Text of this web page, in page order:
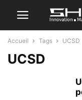
Accueil Tags UCSD
UCSD